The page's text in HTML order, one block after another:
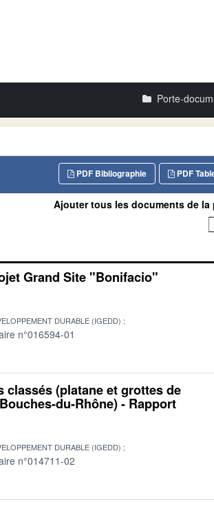
Porte-
PDF
PDF Bibliographie
Ajouter tous les documents de la
Grand Site "Bonifacio"
DURABLE (IGEDD)
n°016594-01
(platane et grottes de
du-Rhône) - Rapport
DURABLE (IGEDD)
n°014711-02